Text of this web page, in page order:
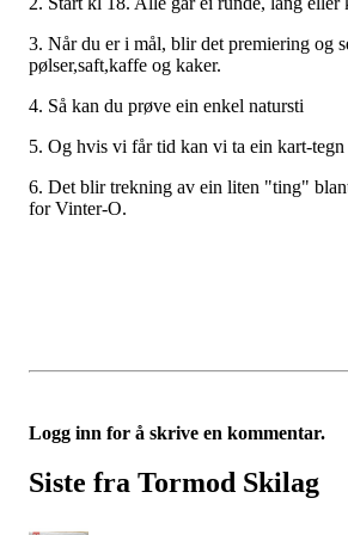
3. Når du er i mål, blir det premiering og
pølser,saft,kaffe og kaker.
4. Så kan du prøve ein enkel natursti
5. Og hvis vi får tid kan vi ta ein kart-tegn
6. Det blir trekning av ein liten "ting"
for Vinter-O.
Logg inn for å skrive en kommentar.
Siste fra Tormod Skilag